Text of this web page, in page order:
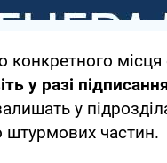
конкретного
у разі
у
штурмових частин.